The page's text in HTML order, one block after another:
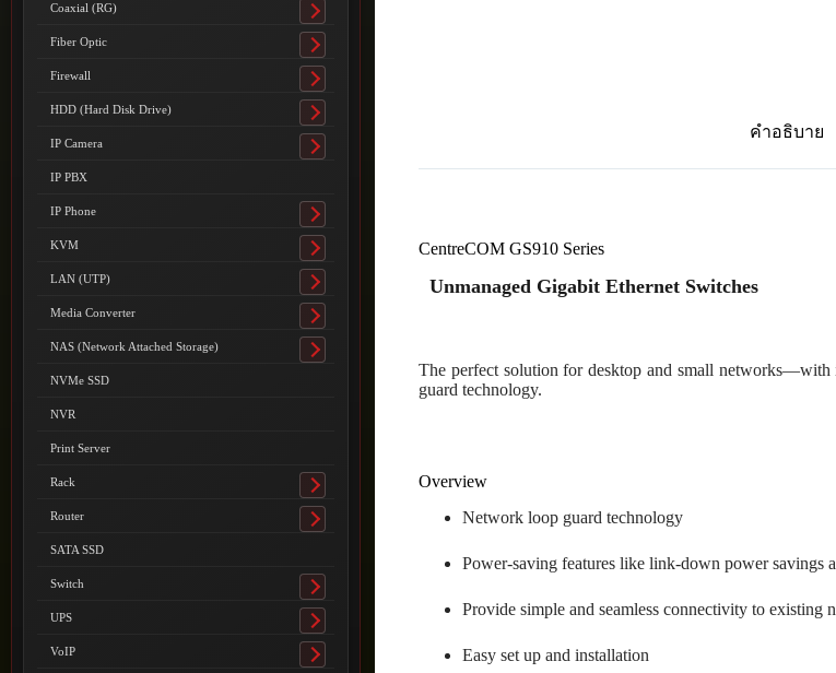
คำอธิบาย
CentreCOM GS910 Series
Unmanaged Gigabit Ethernet Switches
The perfect solution for desktop and small
guard technology.
Overview
Network loop guard technology
Power-saving features like link-down power savings
Provide simple and seamless connectivity to existing
Easy set up and installation
Coaxial (RG)
Toggle
submenu
Fiber Optic
Toggle
submenu
Firewall
Toggle
submenu
HDD (Hard Disk Drive)
Toggle
submenu
IP Camera
Toggle
IP PBX
IP Phone
Toggle
submenu
KVM
Toggle
submenu
LAN (UTP)
Toggle
submenu
Media Converter
Toggle
submenu
NAS (Network Attached Storage)
Toggle
NVMe SSD
NVR
Print Server
Rack
Toggle
submenu
Router
Toggle
SATA SSD
Switch
Toggle
submenu
UPS
Toggle
submenu
VoIP
Toggle